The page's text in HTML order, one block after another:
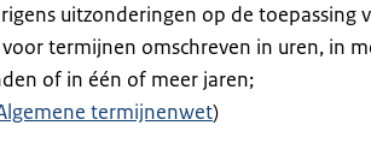
uitzonderingen op de
termijnen omschreven in uren, in
of in één of meer jaren;
termijnenwet)